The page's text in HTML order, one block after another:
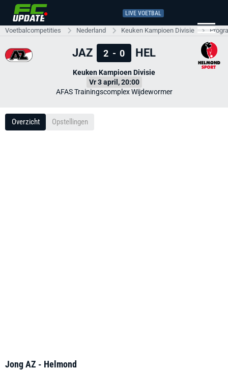
LIVE VOETBAL
Voetbalcompetities Nederland Keuken Kampioen Divisie
JAZ 2 - 0 HEL
Keuken Kampioen Divisie
Vr 3 april, 20:00
AFAS Trainingscomplex Wijdewormer
Overzicht Opstellingen
Jong AZ - Helmond